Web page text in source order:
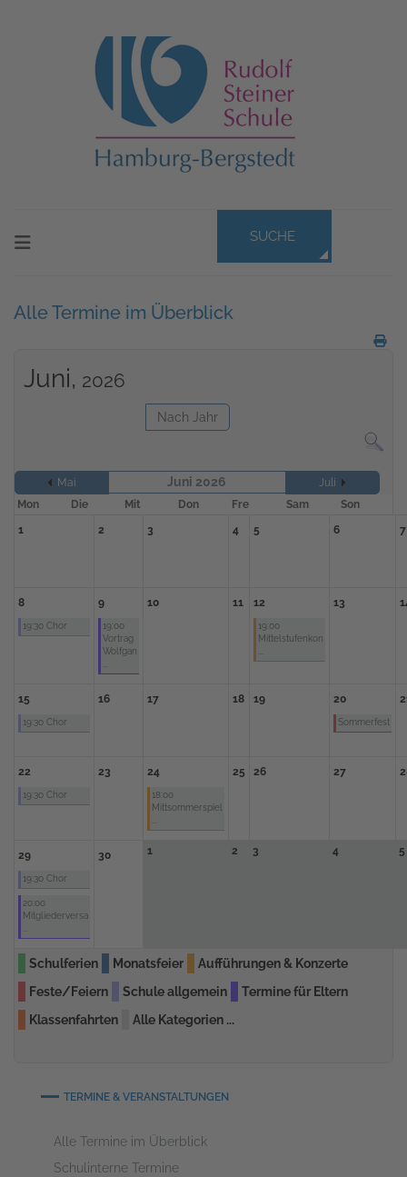
SUCHE
Alle Termine im Überblick
Juni, 2026
Nach Jahr
Mai Juni 2026
Juli
Mon
Die Mit Don Fre Sam
Son
1
2 3 4 5 6 7
8
19:30 Chor
9
19:00
Vortrag
Wolfgan
10 11 12
19:00
Mittelstufenkon
13
15
19:30 Chor
16 17 18 19 20
Sommerfest
22
19:30 Chor
23 24
18:00
Mittsommerspiel
25 26 27
29
19:30 Chor
20:00
Mitgliederversa
30 1 2 3 4 5
Schulferien Monatsfeier
Aufführungen & Konzerte
Feste/Feiern
Schule allgemein
Termine für Eltern
Klassenfahrten
Alle Kategorien ...
TERMINE & VERANSTALTUNGEN
Alle Termine im Überblick
Schulinterne Termine